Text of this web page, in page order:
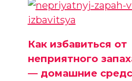
Как избавиться от
неприятного
— домашние